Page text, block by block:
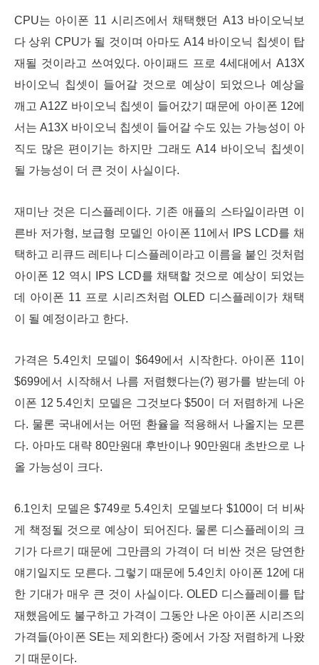
CPU는 아이폰 11 시리즈에서 채택했던 A13 바이오닉보
다 상위 CPU가 될 것이며 아마도 A14 바이오닉 칩셋이 탑
재될 것이라고 쓰여있다. 아이패드 프로 4세대에서 A13X
바이오닉 칩셋이 들어갈 것으로 예상이 되었으나 예상을
깨고 A12Z 바이오닉 칩셋이 들어갔기 때문에 아이폰 12에
서는 A13X 바이오닉 칩셋이 들어갈 수도 있는 가능성이 아
직도 많은 편이기는 하지만 그래도 A14 바이오닉 칩셋이
될 가능성이 더 큰 것이 사실이다.
재미난 것은 디스플레이다. 기존 애플의 스타일이라면 이
른바 저가형, 보급형 모델인 아이폰 11에서 IPS LCD를 채
택하고 리큐드 레티나 디스플레이라고 이름을 붙인 것처럼
아이폰 12 역시 IPS LCD를 채택할 것으로 예상이 되었는
데 아이폰 11 프로 시리즈처럼 OLED 디스플레이가 채택
이 될 예정이라고 한다.
가격은 5.4인치 모델이 $649에서 시작한다. 아이폰 11이
$699에서 시작해서 나름 저렴했다는(?) 평가를 받는데 아
이폰 12 5.4인치 모델은 그것보다 $50이 더 저렴하게 나온
다. 물론 국내에서는 어떤 환율을 적용해서 나올지는 모른
다. 아마도 대략 80만원대 후반이나 90만원대 초반으로 나
올 가능성이 크다.
6.1인치 모델은 $749로 5.4인치 모델보다 $100이 더 비싸
게 책정될 것으로 예상이 되어진다. 물론 디스플레이의 크
기가 다르기 때문에 그만큼의 가격이 더 비싼 것은 당연한
얘기일지도 모른다. 그렇기 때문에 5.4인치 아이폰 12에 대
한 기대가 매우 큰 것이 사실이다. OLED 디스플레이를 탑
재했음에도 불구하고 가격이 그동안 나온 아이폰 시리즈의
가격들(아이폰 SE는 제외한다) 중에서 가장 저렴하게 나왔
기 때문이다.